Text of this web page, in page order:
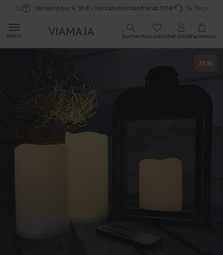
Zum
Inhalt
Versand nur 4,95€ - Versandkostenfrei ab 110€ 14 Tage
Menü SuchenWunschlisteKonto
Warenkorb
Warenkorb
36%